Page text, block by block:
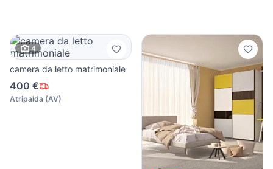
4
camera da letto matrimoniale
400 €
Atripalda (AV)